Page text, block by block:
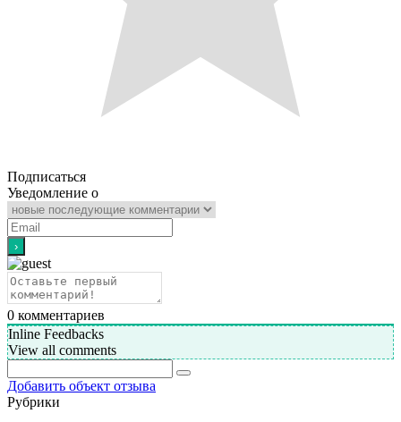
Подписаться
Уведомление о
0 комментариев
Inline Feedbacks
View all comments
Добавить объект отзыва
Рубрики